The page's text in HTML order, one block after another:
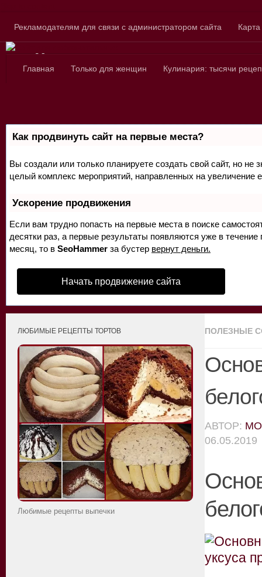
Рекламодателям для связи с администратором сайта
Сайт для
Главная Только для женщин Кулинария: тысячи
Как продвинуть сайт на первые места?
Вы создали или только планируете создать свой сайт, но не
целый комплекс мероприятий, направленных на увеличение
Ускорение продвижения
Если вам трудно попасть на первые места в поиске
десятки раз, а первые результаты появляются уже в
месяц, то в SeoHammer за бустер вернут деньги.
Начать продвижение сайта
ПОЛЕЗНЫЕ
АВТОР:
06.05.2019
ЛЮБИМЫЕ РЕЦЕПТЫ ТОРТОВ
Любимые рецепты выпечки